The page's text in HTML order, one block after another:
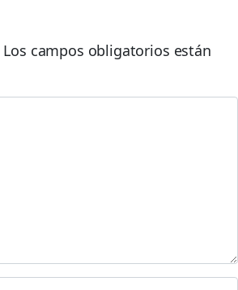
Los campos obligatorios están